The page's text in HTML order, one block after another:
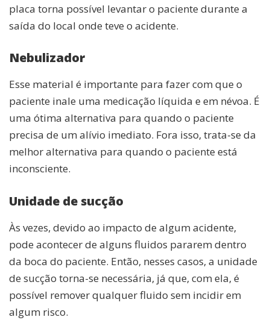
placa torna possível levantar o paciente durante a
saída do local onde teve o acidente.
Nebulizador
Esse material é importante para fazer com que o
paciente inale uma medicação líquida e em névoa. É
uma ótima alternativa para quando o paciente
precisa de um alívio imediato. Fora isso, trata-se da
melhor alternativa para quando o paciente está
inconsciente.
Unidade de sucção
Às vezes, devido ao impacto de algum acidente,
pode acontecer de alguns fluidos pararem dentro
da boca do paciente. Então, nesses casos, a unidade
de sucção torna-se necessária, já que, com ela, é
possível remover qualquer fluido sem incidir em
algum risco.